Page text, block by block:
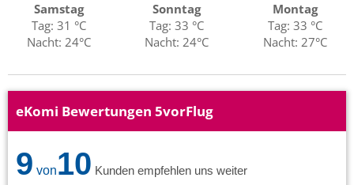
Samstag
Tag: 31 °C
Nacht: 24°C
Sonntag
Tag: 33 °C
Nacht: 24°C
Montag
Tag: 33 °C
Nacht: 27°C
eKomi Bewertungen 5vorFlug
9 von10 Kunden empfehlen uns weiter